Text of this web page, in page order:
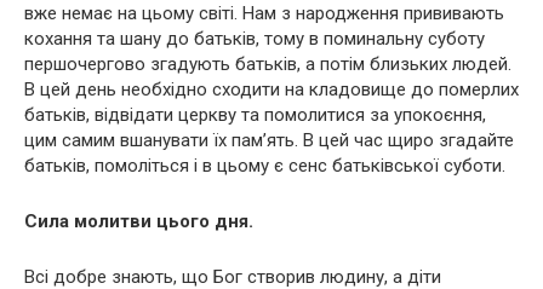
вже немає на цьому світі. Нам з народження прививають
кохання та шану до батьків, тому в поминальну суботу
першочергово згадують батьків, а потім близьких людей.
В цей день необхідно сходити на кладовище до померлих
батьків, відвідати церкву та помолитися за упокоєння,
цим самим вшанувати їх пам’ять. В цей час щиро згадайте
батьків, помоліться і в цьому є сенс батьківської суботи.
Сила молитви цього дня.
Всі добре знають, що Бог створив людину, а діти